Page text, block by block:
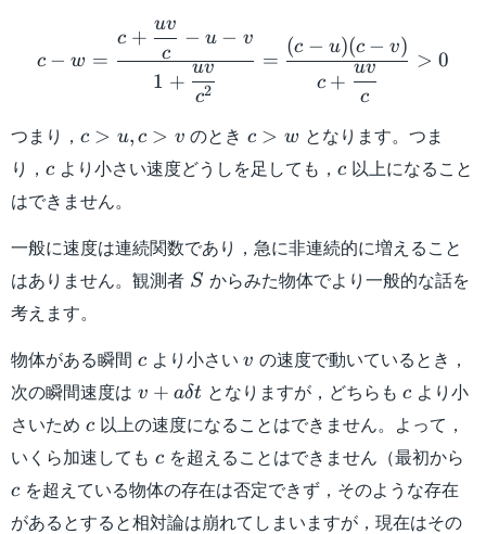
c
c − w =
1 +
c2
uv
c +
c
uv
− u − v
=
c +
c
uv
(c − u)(c − v)
> 0
つまり， c
>
u,
c
v
c > u, c > v のときc
>
w
c > w となります。つま
り， c
c より小さい速度どうしを足しても， c
c以上になること
はできません。
一般に速度は連続関数であり，急に非連続的に増えること
はありません。観測者 S
S からみた物体でより一般的な話を
考えます。
物体がある瞬間 c
cより小さいv
v の速度で動いているとき，
次の瞬間速度は v +
a\delta
t
v + aδtとなりますが，どちらもc
c より小
さいため c
c以上の速度になることはできません。よって，
いくら加速しても c
cを超えることはできません（最初から
c を超えている物体の存在は否定できず，そのような存在
があるとすると相対論は崩れてしまいますが，現在はその